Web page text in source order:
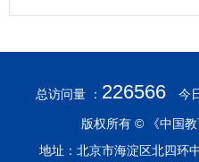
总访问量 ： 226566 今
版权所有 © 《中国教
地址：北京市海淀区北四